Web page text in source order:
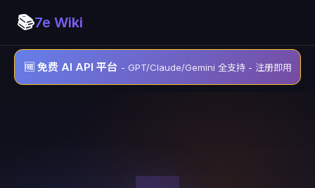
📚7e Wiki
🆓 免费 AI API 平台 - GPT/Claude/Gemini 全支持 - 注册即用